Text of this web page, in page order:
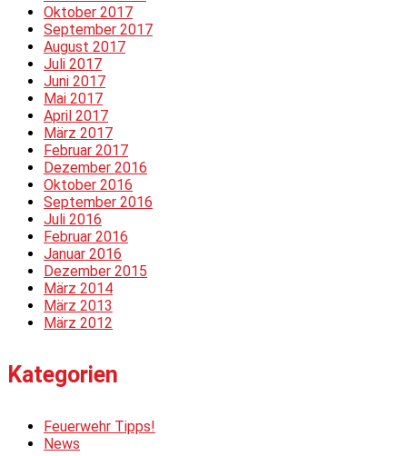
Oktober 2017
September 2017
August 2017
Juli 2017
Juni 2017
Mai 2017
April 2017
März 2017
Februar 2017
Dezember 2016
Oktober 2016
September 2016
Juli 2016
Februar 2016
Januar 2016
Dezember 2015
März 2014
März 2013
März 2012
Kategorien
Feuerwehr Tipps!
News